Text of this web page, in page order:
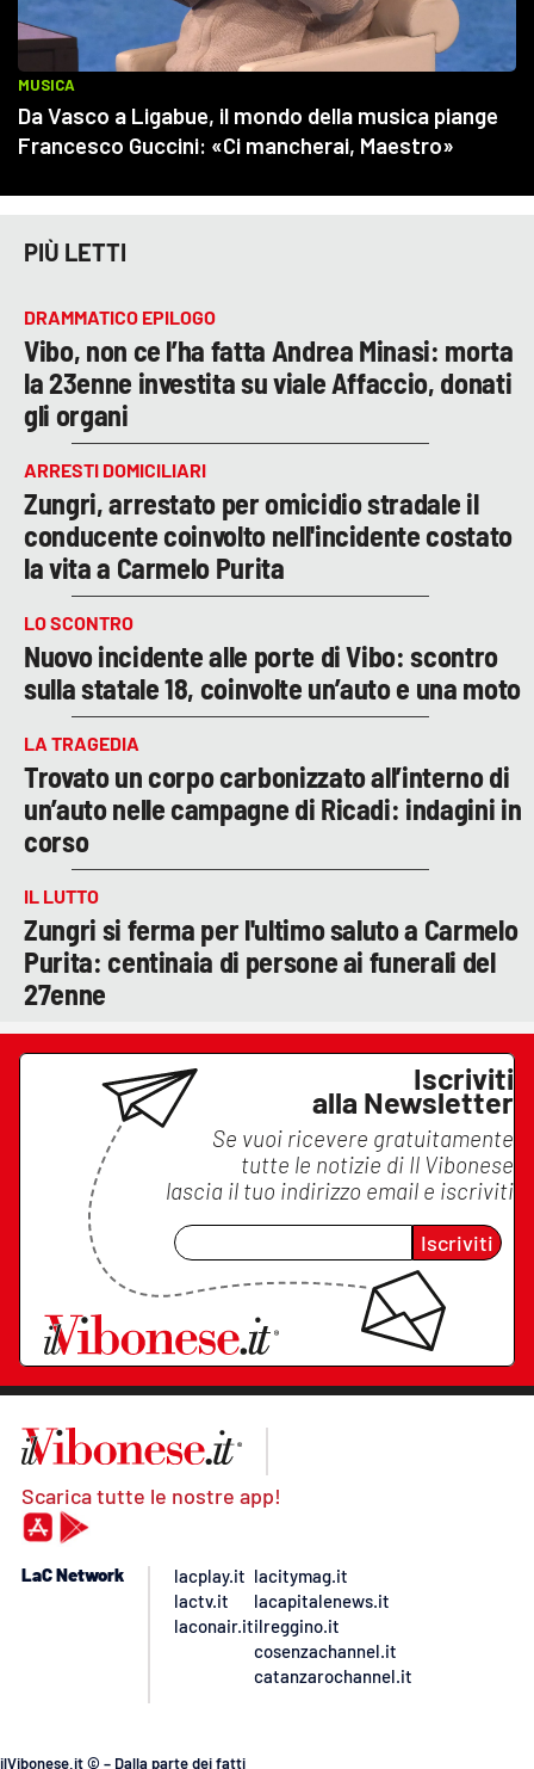
PIÙ LETTI
DRAMMATICO EPILOGO
Vibo, non ce l’ha fatta Andrea Minasi: morta
la 23enne investita su viale Affaccio, donati
gli organi
ARRESTI DOMICILIARI
Zungri, arrestato per omicidio stradale il
conducente coinvolto nell'incidente costato
la vita a Carmelo Purita
LO SCONTRO
Nuovo incidente alle porte di Vibo: scontro
sulla statale 18, coinvolte un’auto e una moto
LA TRAGEDIA
Trovato un corpo carbonizzato all’interno di
un’auto nelle campagne di Ricadi: indagini in
corso
IL LUTTO
Zungri si ferma per l'ultimo saluto a Carmelo
Purita: centinaia di persone ai funerali del
27enne
Iscriviti
alla Newsletter
Se vuoi ricevere gratuitamente
tutte le notizie di Il Vibonese
lascia il tuo indirizzo email e iscriviti
Iscriviti
Scarica tutte le nostre app!
LaC Network
lacplay.it
lactv.it
laconair.it
lacitymag.it
lacapitalenews.it
ilreggino.it
cosenzachannel.it
catanzarochannel.it
ilVibonese.it © – Dalla parte dei fatti